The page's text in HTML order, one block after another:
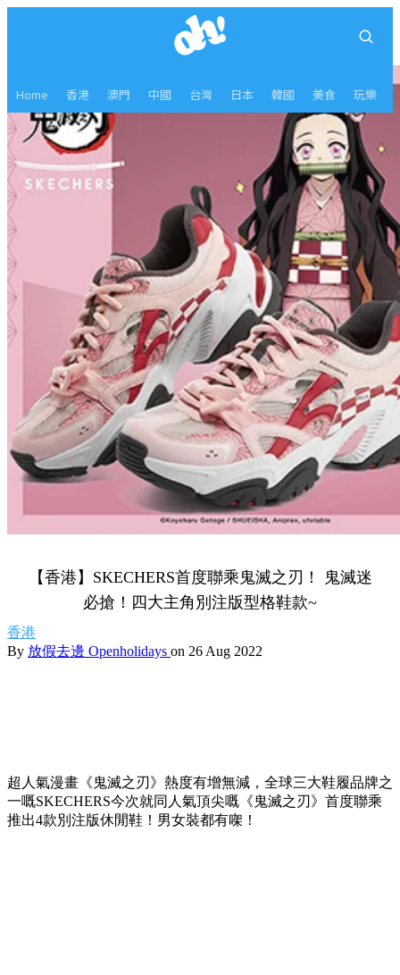
Home 香港 澳門 中國 台灣 日本 韓國 美食 玩樂
【香港】SKECHERS首度聯乘鬼滅之刃！ 鬼滅迷
必搶！四大主角別注版型格鞋款~
香港
By 放假去邊 Openholidays on 26 Aug 2022
超人氣漫畫《鬼滅之刃》熱度有增無減，全球三大鞋履品牌之
一嘅SKECHERS今次就同人氣頂尖嘅《鬼滅之刃》首度聯乘
推出4款別注版休閒鞋！男女裝都有㗎！